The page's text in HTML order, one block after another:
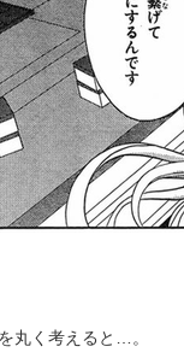
丸く考えると…。